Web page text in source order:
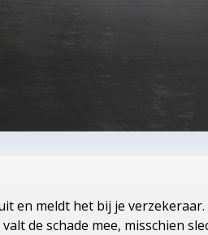
en meldt het bij je verzekeraar.
de schade mee, misschien